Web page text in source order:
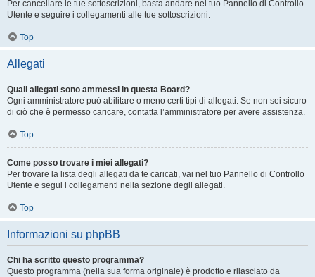
Per cancellare le tue sottoscrizioni, basta andare nel tuo Pannello di Controllo
Utente e seguire i collegamenti alle tue sottoscrizioni.
Top
Allegati
Quali allegati sono ammessi in questa Board?
Ogni amministratore può abilitare o meno certi tipi di allegati. Se non sei sicuro
di ciò che è permesso caricare, contatta l’amministratore per avere assistenza.
Top
Come posso trovare i miei allegati?
Per trovare la lista degli allegati da te caricati, vai nel tuo Pannello di Controllo
Utente e segui i collegamenti nella sezione degli allegati.
Top
Informazioni su phpBB
Chi ha scritto questo programma?
Questo programma (nella sua forma originale) è prodotto e rilasciato da